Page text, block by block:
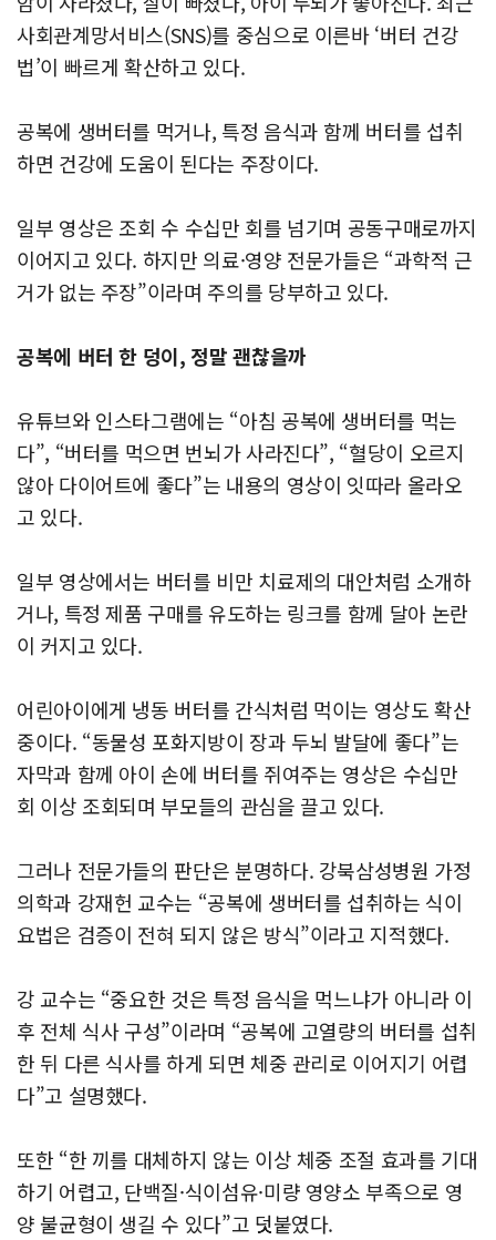
사회관계망서비스(SNS)를 중심으로 이른바 ‘버터 건강
법’이 빠르게 확산하고 있다.
공복에 생버터를 먹거나, 특정 음식과 함께 버터를 섭취
하면 건강에 도움이 된다는 주장이다.
일부 영상은 조회 수 수십만 회를 넘기며 공동구매로까지
이어지고 있다. 하지만 의료·영양 전문가들은 “과학적 근
거가 없는 주장”이라며 주의를 당부하고 있다.
공복에 버터 한 덩이, 정말 괜찮을까
유튜브와 인스타그램에는 “아침 공복에 생버터를 먹는
다”, “버터를 먹으면 번뇌가 사라진다”, “혈당이 오르지
않아 다이어트에 좋다”는 내용의 영상이 잇따라 올라오
고 있다.
일부 영상에서는 버터를 비만 치료제의 대안처럼 소개하
거나, 특정 제품 구매를 유도하는 링크를 함께 달아 논란
이 커지고 있다.
어린아이에게 냉동 버터를 간식처럼 먹이는 영상도 확산
중이다. “동물성 포화지방이 장과 두뇌 발달에 좋다”는
자막과 함께 아이 손에 버터를 쥐여주는 영상은 수십만
회 이상 조회되며 부모들의 관심을 끌고 있다.
그러나 전문가들의 판단은 분명하다. 강북삼성병원 가정
의학과 강재헌 교수는 “공복에 생버터를 섭취하는 식이
요법은 검증이 전혀 되지 않은 방식”이라고 지적했다.
강 교수는 “중요한 것은 특정 음식을 먹느냐가 아니라 이
후 전체 식사 구성”이라며 “공복에 고열량의 버터를 섭취
한 뒤 다른 식사를 하게 되면 체중 관리로 이어지기 어렵
다”고 설명했다.
또한 “한 끼를 대체하지 않는 이상 체중 조절 효과를 기대
하기 어렵고, 단백질·식이섬유·미량 영양소 부족으로 영
양 불균형이 생길 수 있다”고 덧붙였다.